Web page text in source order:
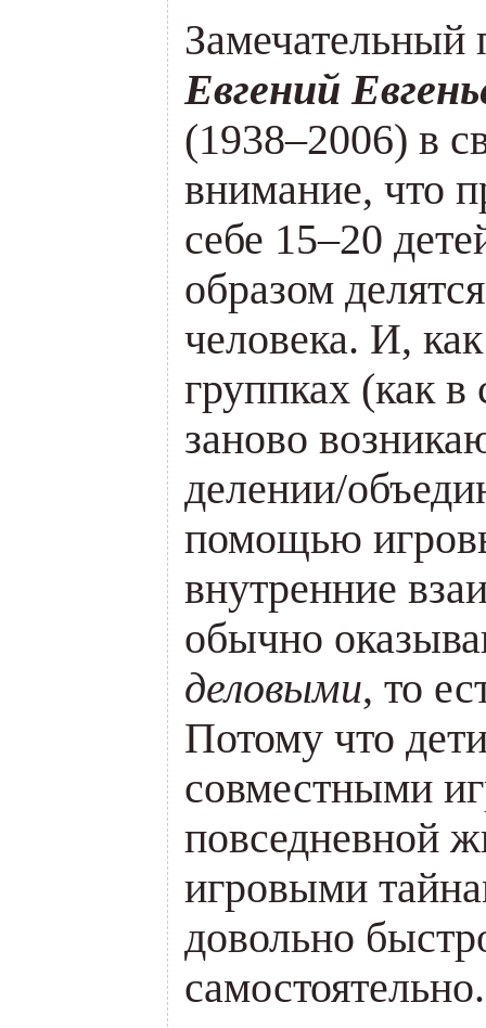
Замечательный
Евгений
(1938–2006) в
внимание, что
себе 15–20
образом
человека. И,
группках (как
заново
делении/
помощью
внутренние
обычно
деловыми, то
Потому что
совместными
повседневной
игровыми
довольно
самостоятельно.